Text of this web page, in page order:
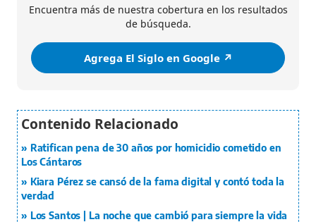
Encuentra más de nuestra cobertura en los resultados
de búsqueda.
Agrega El Siglo en Google ↗️
Ratifican pena de 30 años por homicidio cometido en
Los Cántaros
Kiara Pérez se cansó de la fama digital y contó toda la
verdad
Los Santos | La noche que cambió para siempre la vida